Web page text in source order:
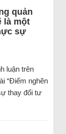
quản
là một
sự
luận trên
“Điểm nghẽn
thay đổi tư